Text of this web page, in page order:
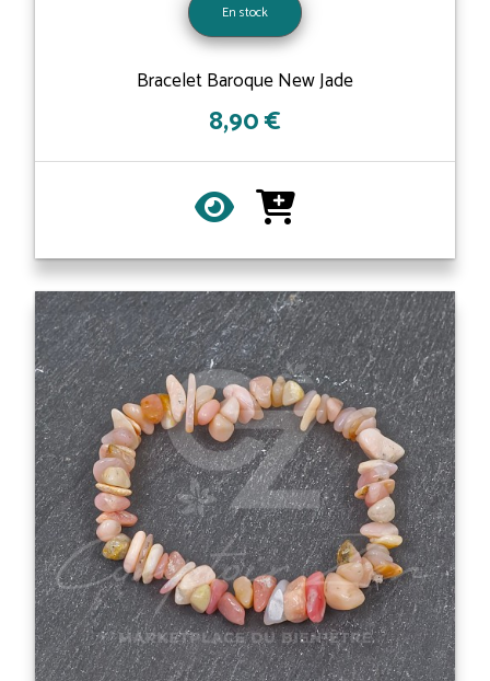
En stock
Bracelet Baroque New Jade
8,90 €